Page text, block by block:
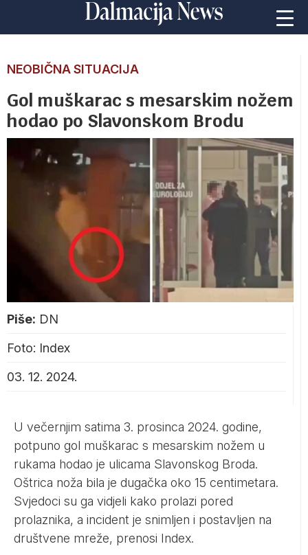
NEOBIČNA SITUACIJA
Gol muškarac s mesarskim nožem
hodao po Slavonskom Brodu
Piše: DN
Foto: Index
03. 12. 2024.
U večernjim satima 3. prosinca 2024. godine,
potpuno gol muškarac s mesarskim nožem u
rukama hodao je ulicama Slavonskog Broda.
Oštrica noža bila je dugačka oko 15 centimetara.
Svjedoci su ga vidjeli kako prolazi pored
prolaznika, a incident je snimljen i postavljen na
društvene mreže, prenosi Index.